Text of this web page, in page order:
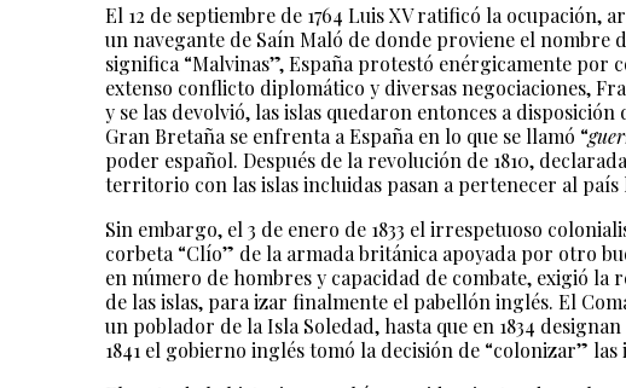
El 12 de septiembre de 1764 Luis XV ratificó la ocupación,
un navegante de Saín Maló de donde proviene el nombre
significa “Malvinas”, España protestó enérgicamente
extenso conflicto diplomático y diversas negociaciones,
y se las devolvió, las islas quedaron entonces a disposición
Gran Bretaña se enfrenta a España en lo que se llamó “
poder español. Después de la revolución de 1810,
territorio con las islas incluidas pasan a pertenecer al país
Sin embargo, el 3 de enero de 1833 el irrespetuoso
corbeta “Clío” de la armada británica apoyada por otro
en número de hombres y capacidad de combate, exigió
de las islas, para izar finalmente el pabellón inglés. El
un poblador de la Isla Soledad, hasta que en 1834
1841 el gobierno inglés tomó la decisión de “colonizar”